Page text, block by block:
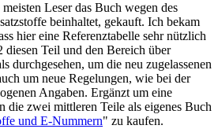
Leser das Buch wegen des
beinhaltet, gekauft. Ich bekam
hier eine Referenztabelle sehr nützlich
diesen Teil und den Bereich über
durchgesehen, um die neu zugelassenen
um neue Regelungen, wie bei der
Angaben. Ergänzt um eine
die zwei mittleren Teile als eigenes Buch
und E-Nummern" zu kaufen.